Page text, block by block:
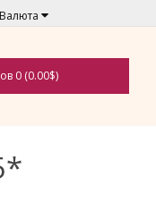
Валюта
0 (0.00$)